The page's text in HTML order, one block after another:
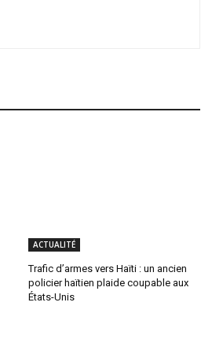
ACTUALITÉ
Trafic d’armes vers Haïti : un ancien
policier haïtien plaide coupable aux
États-Unis